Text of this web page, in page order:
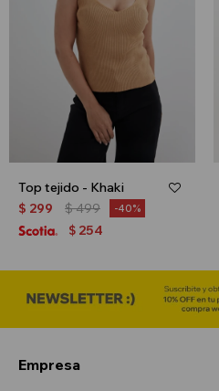
Top tejido - Khaki
$ 299 $499 40
$ 254
Empresa